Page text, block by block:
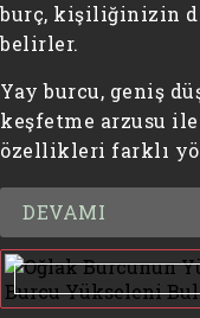
burç, kişiliğinizin
belirler.
Yay burcu, geniş
keşfetme arzusu
özellikleri farklı
DEVAMI